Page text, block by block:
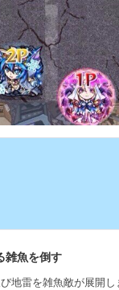
雑魚を倒す
地雷を雑魚敵が展開